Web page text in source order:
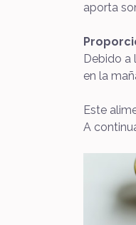
aporta
Debido a
en la
Este
A